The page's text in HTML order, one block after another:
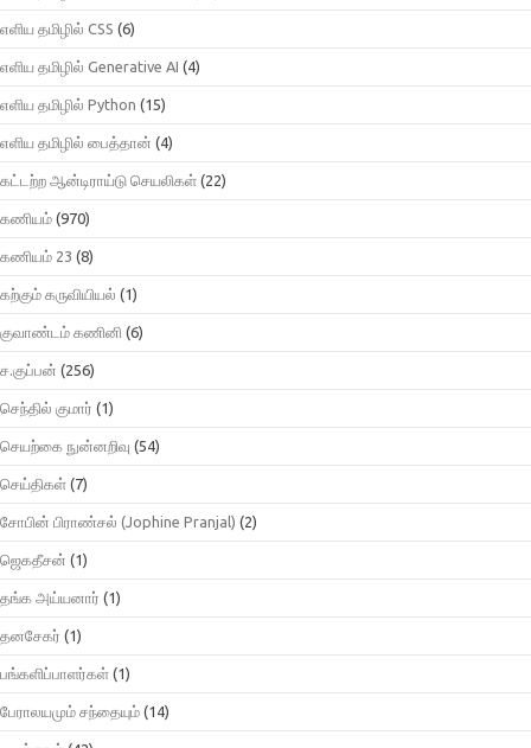
எளிய தமிழில் CSS (6)
எளிய தமிழில் Generative AI (4)
எளிய தமிழில் Python (15)
எளிய தமிழில் பைத்தான் (4)
கட்டற்ற ஆன்டிராய்டு செயலிகள் (22)
கணியம் (970)
கணியம் 23 (8)
கற்கும் கருவியியல் (1)
குவாண்டம் கணினி (6)
ச.குப்பன் (256)
செந்தில் குமார் (1)
செயற்கை நுன்னறிவு (54)
செய்திகள் (7)
சோபின் பிராண்சல் (Jophine Pranjal) (2)
ஜெகதீசன் (1)
தங்க அய்யனார் (1)
தனசேகர் (1)
பங்களிப்பாளர்கள் (1)
பேராலயமும் சந்தையும் (14)